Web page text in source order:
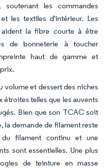
les commandes
les textiles d'intérieur. Les
la fibre courte à être
de bonneterie à toucher
haut de gamme et
volume et dessert des niches
étroites telles que les auvents
Bien que son TCAC soit
la demande de filament reste
filament continu et une
sont essentielles. Une plus
de teinture en masse